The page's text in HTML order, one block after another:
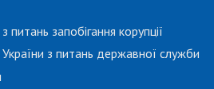
питань запобігання корупції
з питань державної служби